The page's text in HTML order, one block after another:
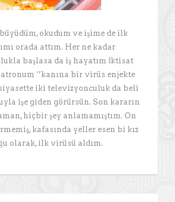
okudum ve işime de ilk
orada attım. Her ne kadar
başlasa da iş hayatım İktisat
‘’kanına bir virüs enjekte
iki televizyonculuk da beli
işe giden görürsün. Son kararın
hiçbir şey anlamamıştım. On
kafasında yeller esen bi kız
olarak, ilk virüsü aldım.